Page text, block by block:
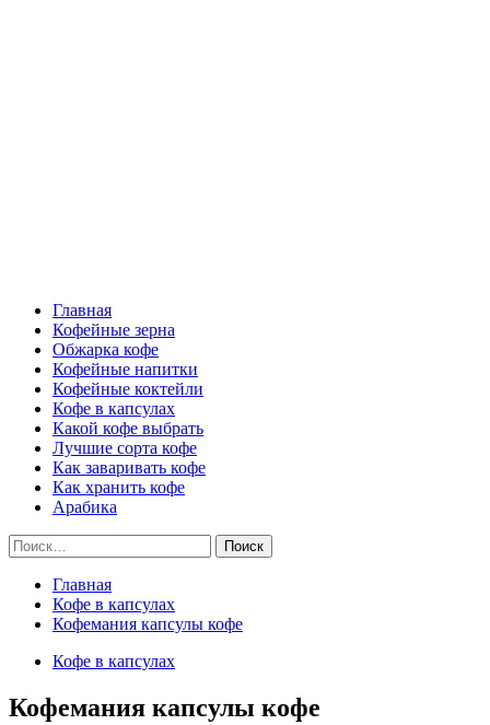
Главная
Кофейные зерна
Обжарка кофе
Кофейные напитки
Кофейные коктейли
Кофе в капсулах
Какой кофе выбрать
Лучшие сорта кофе
Как заваривать кофе
Как хранить кофе
Арабика
Найти:
Главная
Кофе в капсулах
Кофемания капсулы кофе
Кофе в капсулах
Кофемания капсулы кофе